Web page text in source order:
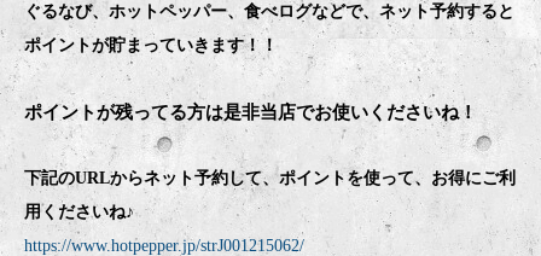
ぐるなび、ホットペッパー、食べログなどで、ネット予約すると
ポイントが貯まっていきます！！
ポイントが残ってる方は是非当店でお使いくださいね！
下記のURLからネット予約して、ポイントを使って、お得にご利
用くださいね♪
https://www.hotpepper.jp/strJ001215062/